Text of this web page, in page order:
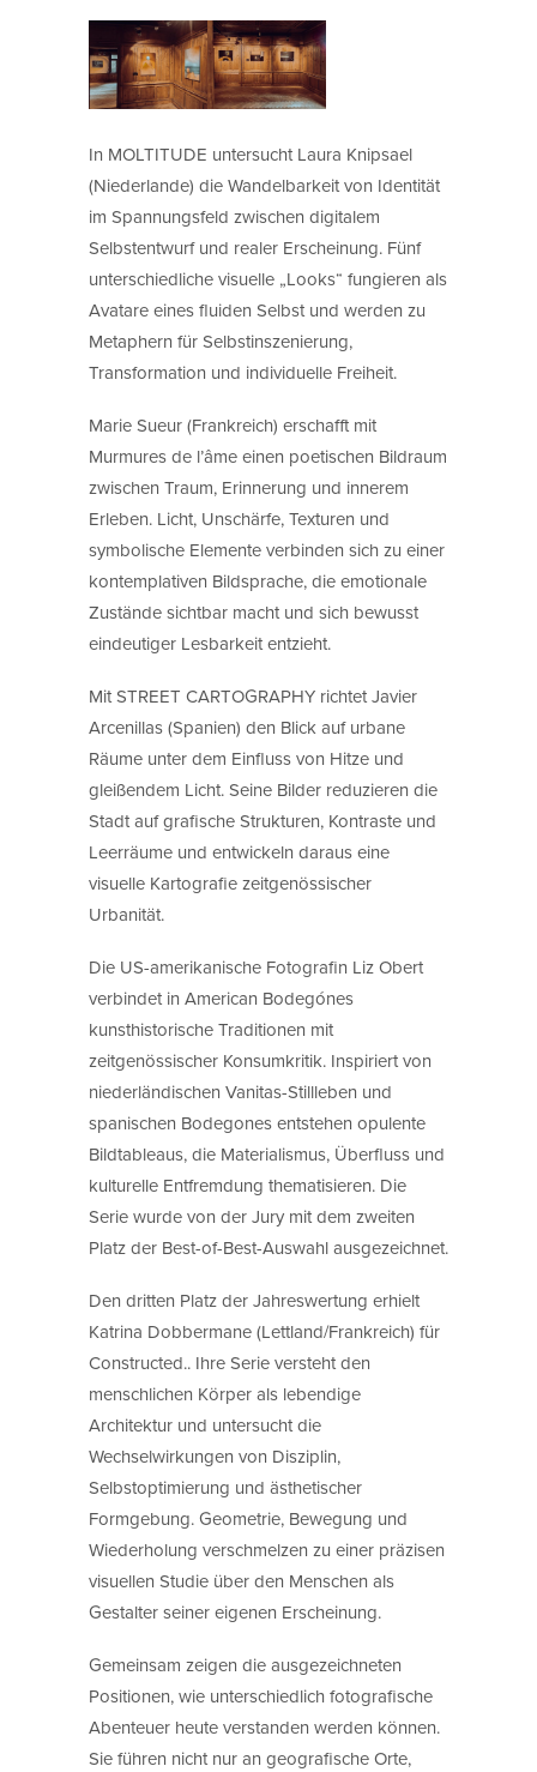
In MOLTITUDE untersucht Laura Knipsael
(Niederlande) die Wandelbarkeit von Identität
im Spannungsfeld zwischen digitalem
Selbstentwurf und realer Erscheinung. Fünf
unterschiedliche visuelle „Looks“ fungieren als
Avatare eines fluiden Selbst und werden zu
Metaphern für Selbstinszenierung,
Transformation und individuelle Freiheit.
Marie Sueur (Frankreich) erschafft mit
Murmures de l’âme einen poetischen Bildraum
zwischen Traum, Erinnerung und innerem
Erleben. Licht, Unschärfe, Texturen und
symbolische Elemente verbinden sich zu einer
kontemplativen Bildsprache, die emotionale
Zustände sichtbar macht und sich bewusst
eindeutiger Lesbarkeit entzieht.
Mit STREET CARTOGRAPHY richtet Javier
Arcenillas (Spanien) den Blick auf urbane
Räume unter dem Einfluss von Hitze und
gleißendem Licht. Seine Bilder reduzieren die
Stadt auf grafische Strukturen, Kontraste und
Leerräume und entwickeln daraus eine
visuelle Kartografie zeitgenössischer
Urbanität.
Die US-amerikanische Fotografin Liz Obert
verbindet in American Bodegónes
kunsthistorische Traditionen mit
zeitgenössischer Konsumkritik. Inspiriert von
niederländischen Vanitas-Stillleben und
spanischen Bodegones entstehen opulente
Bildtableaus, die Materialismus, Überfluss und
kulturelle Entfremdung thematisieren. Die
Serie wurde von der Jury mit dem zweiten
Platz der Best-of-Best-Auswahl ausgezeichnet.
Den dritten Platz der Jahreswertung erhielt
Katrina Dobbermane (Lettland/Frankreich) für
Constructed.. Ihre Serie versteht den
menschlichen Körper als lebendige
Architektur und untersucht die
Wechselwirkungen von Disziplin,
Selbstoptimierung und ästhetischer
Formgebung. Geometrie, Bewegung und
Wiederholung verschmelzen zu einer präzisen
visuellen Studie über den Menschen als
Gestalter seiner eigenen Erscheinung.
Gemeinsam zeigen die ausgezeichneten
Positionen, wie unterschiedlich fotografische
Abenteuer heute verstanden werden können.
Sie führen nicht nur an geografische Orte,